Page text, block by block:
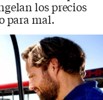
los precios
para mal.